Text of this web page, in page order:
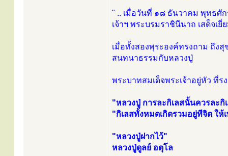
" .. เมื่อวันที่ ๑๘ ธันวาคม พุทธศั
เจ้าฯ พระบรมราชินีนาถ เสด็จเ
เมื่อทั้งสองพุระองค์ทรงถาม ถึง
สนทนาธรรมกับหลวงปู่
พระบาทสมเด็จพระเจ้าอยู่หัว ที่ร
"หลวงปู่ การละกิเลสนั้นควรละกิ
"กิเลสทั้งหมดเกิดรวมอยู่ทีจิต ใ
"หลวงปู่ฝากไว้"
หลวงปู่ดูลย์ อตุโล